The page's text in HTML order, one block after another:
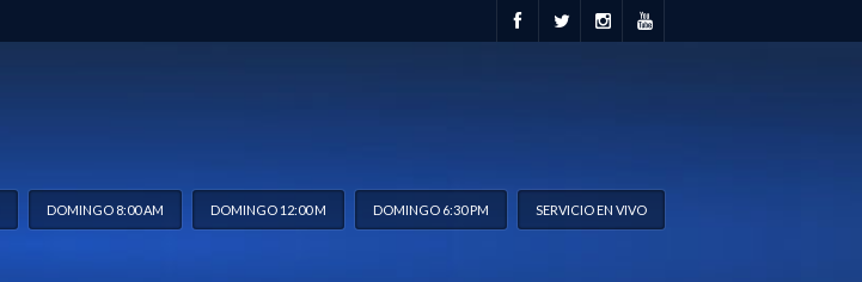
DOMINGO 8:00 AM DOMINGO 12:00 M DOMINGO 6:30 PM SERVICIO EN VIVO